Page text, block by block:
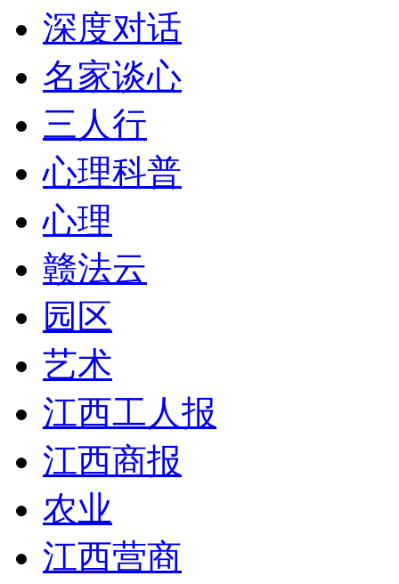
深度对话
名家谈心
三人行
心理科普
心理
赣法云
园区
艺术
江西工人报
江西商报
农业
江西营商